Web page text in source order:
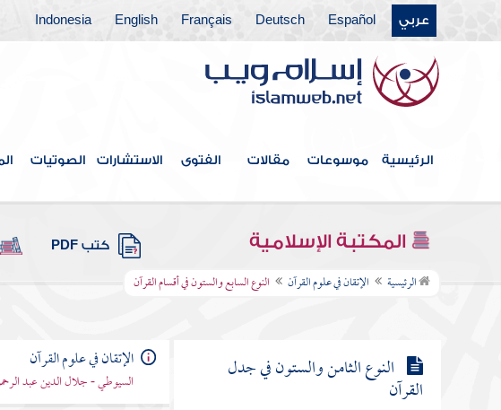
عربي Español
Deutsch
Français
English
Indonesia
الرئيسية موسوعات مقالات الفتوى الاستشارات الصوتيات
المكتبة الإسلامية كتب PDF
الرئيسية الإتقان في علوم القرآن النوع السابع والستون في أقسام القرآن
النوع الثالث والستون في الآيات
المشتبهات
النوع الرابع والستون في إعجاز القرآن
النوع الخامس والستون في العلوم
النوع السادس والستون في أمثال القرآن
النوع السابع والستون في أقسام
النوع الثامن والستون في جدل
القرآن
الإتقان في علوم القرآن
السيوطي - جلال الدين عبد